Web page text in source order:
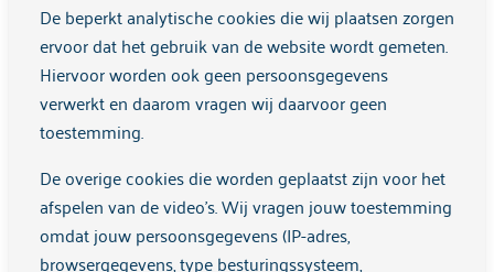
Van daaruit is mijn herstel begonnen. Zelfhulp heeft hierbij
een hele grote rol gespeeld. Daarnaast heb ik ook vele
verschillende reguliere en alternatieve therapieën gevolgd.
En ik heb mezelf actief verdiept in mindfulness, yoga,
gezonde voeding en persoonlijke ontwikkeling. Ook al ging
het soms moeizaam en voor mijn gevoel niet snel genoeg,
ik merkte dat ik stapje voor stapje steeds beter in mijn vel
kwam te zitten door mijn inspanningen, en herstel is dan
ook vandaag de dag echt mijn passie geworden.
De beperkt analytische cookies die wij plaatsen zorgen
ervoor dat het gebruik van de website wordt gemeten.
Hiervoor worden ook geen persoonsgegevens
verwerkt en daarom vragen wij daarvoor geen
toestemming.
De overige cookies die worden geplaatst zijn voor het
afspelen van de video's. Wij vragen jouw toestemming
omdat jouw persoonsgegevens (IP-adres,
browsergegevens, type besturingssysteem,